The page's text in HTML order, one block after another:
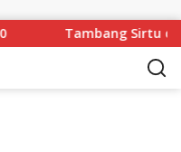
Tambang Sirtu di